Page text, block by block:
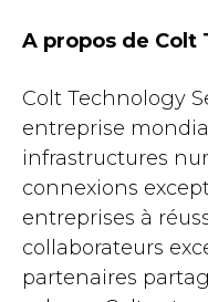
A propos de Colt
Colt Technology
entreprise
infrastructures
connexions
entreprises à
collaborateurs
partenaires